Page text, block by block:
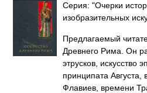
Серия: "Очерки
изобразительных
Предлагаемый
Древнего Рима. Он
этрусков, искусство
принципата
Флавиев, времени